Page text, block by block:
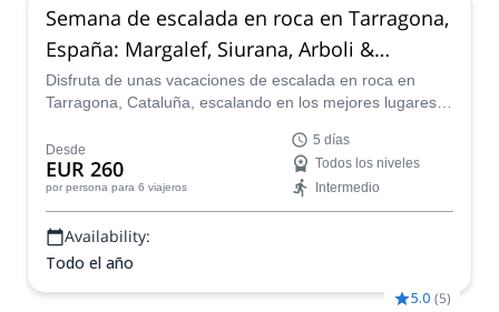
Semana de escalada en roca en Tarragona,
España: Margalef, Siurana, Arboli &
Montsant
Disfruta de unas vacaciones de escalada en roca en
Tarragona, Cataluña, escalando en los mejores lugares
montaña certificado por la AEGM, Santiago.
Desde
EUR 260
por persona para 6 viajeros
5 días
Todos los niveles
Intermedio
Availability:
Todo el año
5.0 (5)